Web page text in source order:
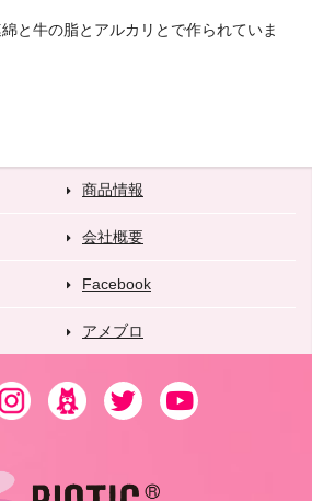
と牛の脂とアルカリとで作られていま
商品情報
会社概要
Facebook
アメブロ